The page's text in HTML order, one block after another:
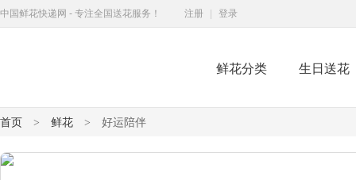
中国鲜花快递网 - 专注全国送花服务！ 注册 登录
鲜花分类 生日送花
首页 > 鲜花 > 好运陪伴